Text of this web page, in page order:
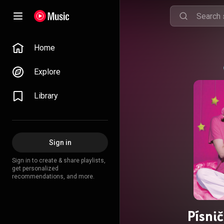
Home
Explore
Library
Sign in
Sign in to create & share playlists,
get personalized
recommendations, and more.